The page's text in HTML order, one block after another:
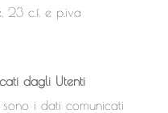
23 c.f. e p.iva
dagli Utenti
i dati comunicati